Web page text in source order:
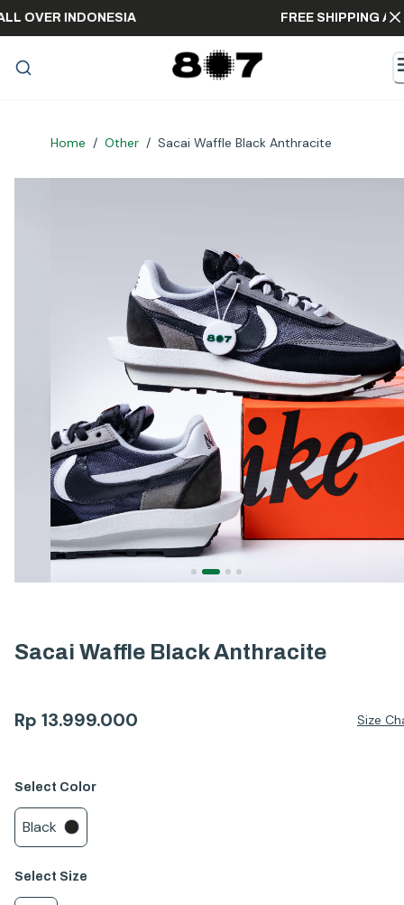
ALL OVER INDONESIA FREE
Home / Other / Sacai Waffle Black Anthracite
Sacai Waffle Black Anthracite
Rp 13.999.000 Size
Select Color
Black
Select Size